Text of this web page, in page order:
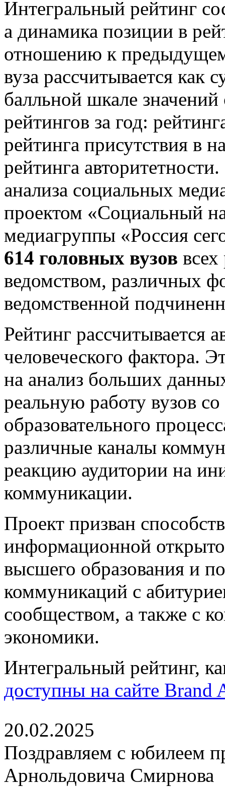
Интегральный рейтинг
а динамика позиции в
отношению к
вуза рассчитывается как
балльной шкале
рейтингов за год:
рейтинга присутствия
рейтинга
анализа социальных
проектом «Социальный
медиагруппы «Россия
614 головных вузов
ведомством, различных
ведомственной
Рейтинг рассчитывается
человеческого фактора.
на анализ больших
реальную работу вузов
образовательного
различные каналы
реакцию аудитории на
коммуникации.
Проект призван
информационной
высшего образования и
коммуникаций с
сообществом, а также с
экономики.
Интегральный рейтинг,
доступны на сайте Brand
20.02.2025
Поздравляем с юбилеем
Арнольдовича Смирнова